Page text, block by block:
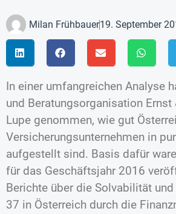
Milan Frühbauer19. September
In einer umfangreichen Analyse
und Beratungsorganisation Ernst
Lupe genommen, wie gut
Versicherungsunternehmen in
aufgestellt sind. Basis dafür
für das Geschäftsjahr 2016
Berichte über die Solvabilität
37 in Österreich durch die